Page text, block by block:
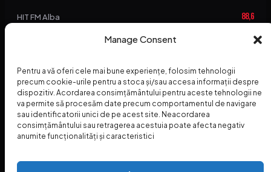
Manage Consent
Pentru a vă oferi cele mai bune experiențe, folosim tehnologii
precum cookie-urile pentru a stoca și/sau accesa informații despre
dispozitiv. Acordarea consimțământului pentru aceste tehnologii ne
va permite să procesăm date precum comportamentul de navigare
sau identificatorii unici de pe acest site. Neacordarea
consimțământului sau retragerea acestuia poate afecta negativ
anumite funcționalități și caracteristici
HIT FM Alba 88,6
94,2
HIT FM Abrud 94,3
HIT FM Horezu 95,1
HIT FM Nehoiu 88,2